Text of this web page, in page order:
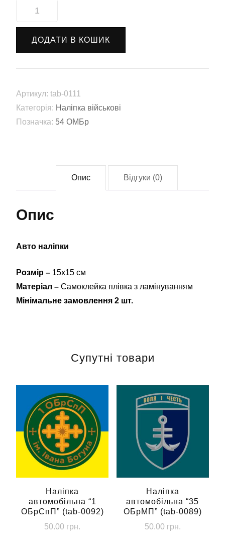
Наліпка
імені
гетьмана
Івана
0111)
ДОДАТИ В КОШИК
Артикул: tab-0111
Категорія: Наліпка військові
Позначка: 54 ОМБр
Опис Відгуки (0)
Опис
Авто наліпки
Розмір – 15х15 см
Матеріал – Самоклейка плівка з ламінуванням
Мінімальне замовлення 2 шт.
Супутні товари
Наліпка
автомобільна “1
ОБрСпП” (tab-0092)
50.00 грн.
Наліпка
автомобільна “35
ОБрМП” (tab-0089)
50.00 грн.